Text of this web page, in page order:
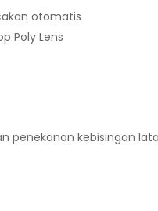
otomatis
Poly Lens
penekanan kebisingan